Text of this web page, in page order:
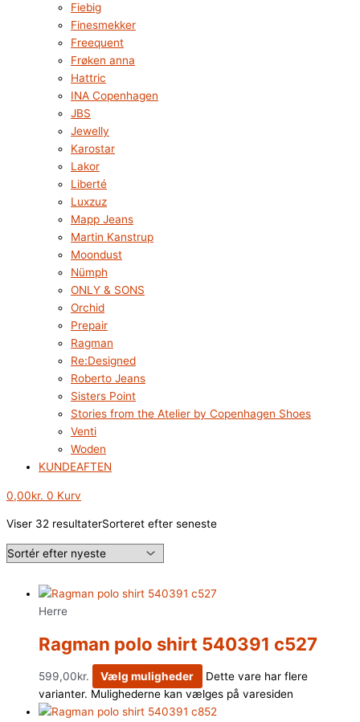
Fiebig
Finesmekker
Freequent
Frøken anna
Hattric
INA Copenhagen
JBS
Jewelly
Karostar
Lakor
Liberté
Luxzuz
Mapp Jeans
Martin Kanstrup
Moondust
Nümph
ONLY & SONS
Orchid
Prepair
Ragman
Re:Designed
Roberto Jeans
Sisters Point
Stories from the Atelier by Copenhagen Shoes
Venti
Woden
KUNDEAFTEN
0,00kr. 0 Kurv
Viser 32 resultaterSorteret efter seneste
Herre
Ragman polo shirt 540391 c527
599,00kr. Vælg muligheder
Dette vare har flere
varianter. Mulighederne kan vælges på varesiden